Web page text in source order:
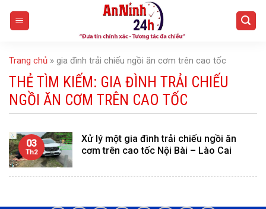
Trang chủ » gia đình trải chiếu ngồi ăn cơm trên cao tốc
THẺ TÌM KIẾM: GIA ĐÌNH TRẢI CHIẾU
NGỒI ĂN CƠM TRÊN CAO TỐC
Xử lý một gia đình trải chiếu ngồi ăn
cơm trên cao tốc Nội Bài – Lào Cai
03
Th2